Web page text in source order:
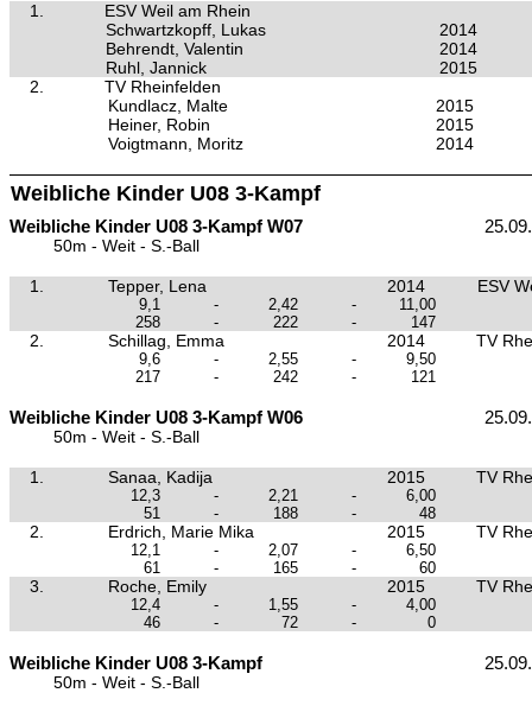
1.
ESV Weil am Rhein
Schwartzkopff, Lukas
2014
Behrendt, Valentin
2014
Ruhl, Jannick
2015
2.
TV Rheinfelden
Kundlacz, Malte
2015
Heiner, Robin
2015
Voigtmann, Moritz
2014
Weibliche Kinder U08 3-Kampf
Weibliche Kinder U08 3-Kampf W07
50m - Weit - S.-Ball
1. Tepper, Lena 2014 ESV
9,1 - 2,42 -
11,00
258
- 222 - 147
2. Schillag, Emma 2014 TV
9,6 - 2,55 -
9,50
217
- 242 - 121
Weibliche Kinder U08 3-Kampf W06
50m - Weit - S.-Ball
1. Sanaa, Kadija 2015 TV
12,3 - 2,21 -
6,00
51
- 188 - 48
2. Erdrich, Marie Mika 2015 TV
12,1 - 2,07 -
6,50
61
- 165 - 60
3. Roche, Emily 2015 TV
12,4 - 1,55 -
4,00
46
- 72 - 0
Weibliche Kinder U08 3-Kampf
50m - Weit - S.-Ball